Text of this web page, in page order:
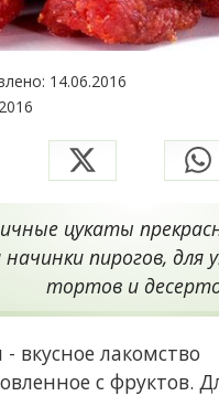
14.06.2016
цукаты
начинки пирогов, для
тортов и
вкусное лакомство
с фруктов.